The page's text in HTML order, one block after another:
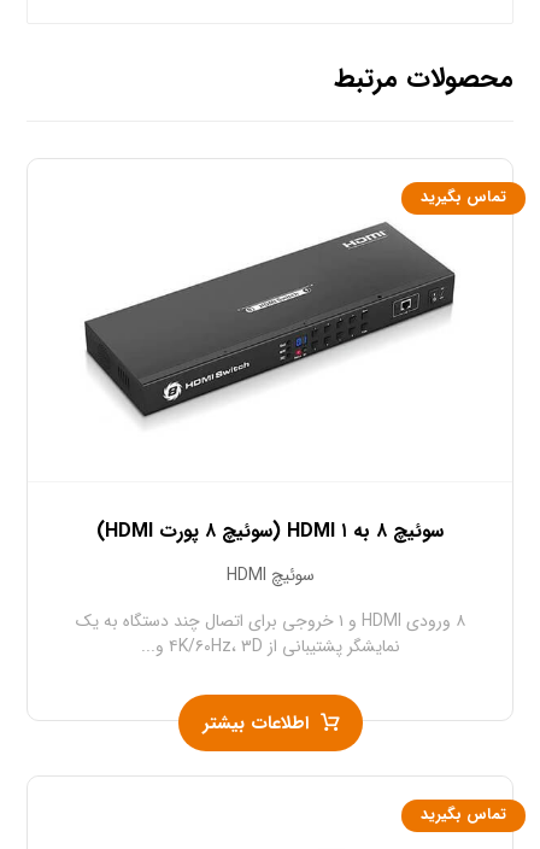
محصولات مرتبط
سوئیچ ۸ به ۱ HDMI (سوئیچ ۸ پورت HDMI)
سوئیچ HDMI
۸ ورودی HDMI و ۱ خروجی برای اتصال چند دستگاه به یک
نمایشگر پشتیبانی از ۴K/۶۰Hz، ۳D و...
تماس بگیرید
اطلاعات بیشتر
تماس بگیرید